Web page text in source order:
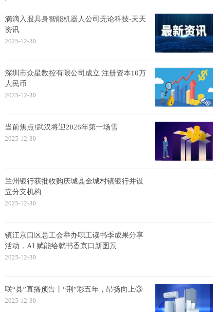
滴滴入股具身智能机器人公司无论科技-天天
资讯
2025-12-30
深圳市众星数控有限公司成立 注册资本10万
人民币
2025-12-30
当前焦点!武汉将迎2026年第一场雪
2025-12-30
兰州银行获批收购庆城县金城村镇银行并设
立分支机构
2025-12-30
镇江京口区总工会举办职工读书季成果分享
活动，AI 赋能绘就书香京口新图景
2025-12-30
联“县”直播预告丨“荆”彩五年，昂扬向上③
2025-12-30